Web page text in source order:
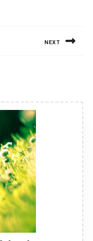
NEXT